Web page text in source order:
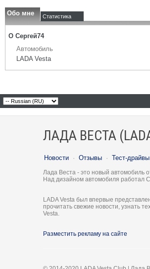
Обо мне Статистика
О Сергей74
Автомобиль
LADA Vesta
ЛАДА ВЕСТА
Новости · Отзывы · Тест-драйвы
Лада Веста - это новый автомобиль
Над дизайном автомобиля работал
LADA Vesta был впервые
прочитать свежие новости, узнать
Vesta.
Разместить рекламу на сайте